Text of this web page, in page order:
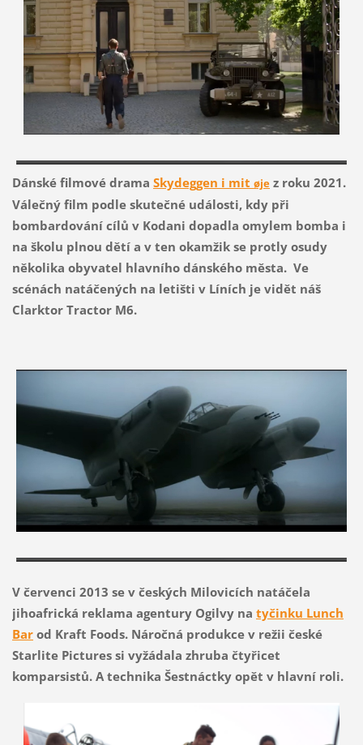
Dánské filmové drama Skydeggen i mit øjez roku 2021.
Válečný film podle skutečné události, kdy při
bombardování cílů v Kodani dopadla omylem bomba i
na školu plnou dětí a v ten okamžik se protly osudy
několika obyvatel hlavního dánského města. Ve
scénách natáčených na letišti v Líních je vidět náš
Clarktor Tractor M6.
V červenci 2013 se v českých Milovicích natáčela
jihoafrická reklama agentury Ogilvy na tyčinku Lunch
Barod Kraft Foods. Náročná produkce v režii české
Starlite Pictures si vyžádala zhruba čtyřicet
komparsistů. A technika Šestnáctky opět v hlavní roli.